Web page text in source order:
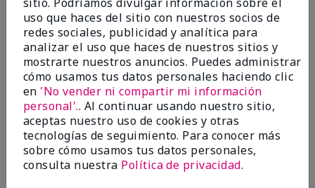
uso que haces del sitio con nuestros socios de
redes sociales, publicidad y analítica para
analizar el uso que haces de nuestros sitios y
mostrarte nuestros anuncios. Puedes administrar
cómo usamos tus datos personales haciendo clic
en 'No vender ni compartir mi información
personal'.. Al continuar usando nuestro sitio,
aceptas nuestro uso de cookies y otras
tecnologías de seguimiento. Para conocer más
sobre cómo usamos tus datos personales,
consulta nuestra Política de privacidad.